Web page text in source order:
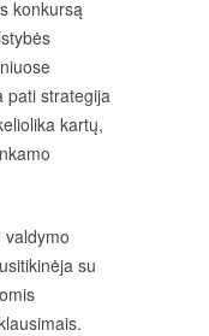
konkursą
pati strategija
kartų,
valdymo
su